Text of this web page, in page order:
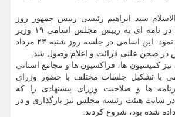
سید ابراهیم رئیسی رییس جمهور روز
چهارشنبه (۲۰ مرداد) در نامه ای به رییس مجلس اسامی ۱۹ وزیر
پیشنهادی خودرا اعلام نمود. این اسامی در جلسه روز شنبه ۲۳ مرداد
صحن علنی قرائت و اعلام وصول شد.
۲۳ مرداد نیز کمیسیون ها، فراکسیون ها و مجامع استانی
با تشکیل جلسات مختلف با حضور وزرای
ها و صلاحیت وزرای پیشنهادی را که
در سایت هیئت رئیسه مجلس نیز بارگذاری و در
داده شده بود، شروع کردند.